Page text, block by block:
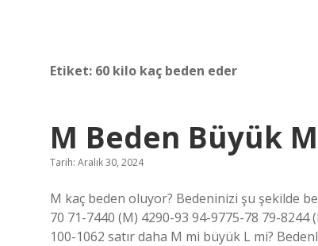
Etiket: 60 kilo kaç beden eder
M Beden Büyük
Tarih: Aralık 30, 2024
M kaç beden oluyor? Bedeninizi şu şekilde
70 71-7440 (M) 4290-93 94-9775-78 79-8244
100-1062 satır daha M mi büyük L mi?